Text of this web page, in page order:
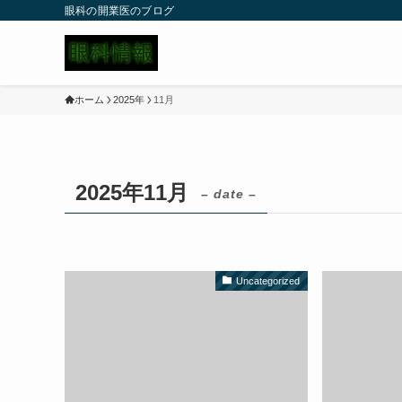
眼科の開業医のブログ
ホーム 2025年 11月
2025年11月 – date –
Uncategorized